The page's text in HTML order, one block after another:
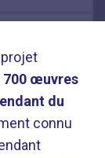
700 œuvres
du
connu